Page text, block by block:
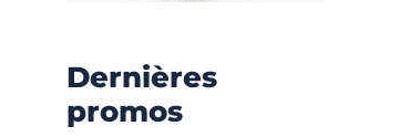
Dernières
promos